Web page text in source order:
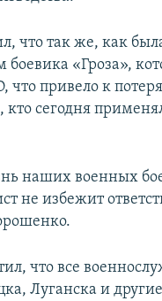
что так же, как
боевика «Гроза»,
что привело к
кто сегодня
наших военных
не избежит
что все
Луганска и